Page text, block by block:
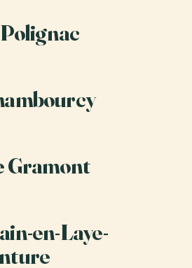
Gramont
en-Laye-